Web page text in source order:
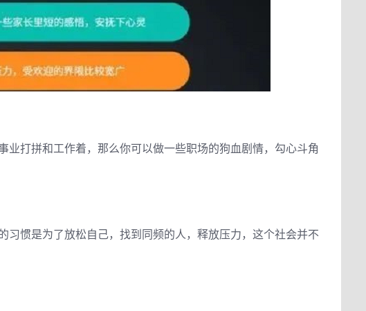
打拼和工作着，那么你可以做一些职场的狗血剧情，勾心斗角
惯是为了放松自己，找到同频的人，释放压力，这个社会并不